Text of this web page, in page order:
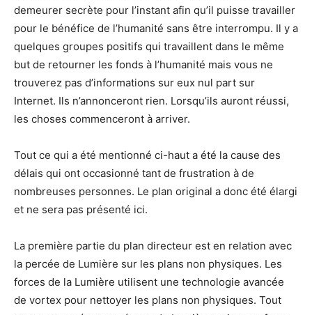
demeurer secrète pour l’instant afin qu’il puisse travailler
pour le bénéfice de l’humanité sans être interrompu. Il y a
quelques groupes positifs qui travaillent dans le même
but de retourner les fonds à l’humanité mais vous ne
trouverez pas d’informations sur eux nul part sur
Internet. Ils n’annonceront rien. Lorsqu’ils auront réussi,
les choses commenceront à arriver.
Tout ce qui a été mentionné ci-haut a été la cause des
délais qui ont occasionné tant de frustration à de
nombreuses personnes. Le plan original a donc été élargi
et ne sera pas présenté ici.
La première partie du plan directeur est en relation avec
la percée de Lumière sur les plans non physiques. Les
forces de la Lumière utilisent une technologie avancée
de vortex pour nettoyer les plans non physiques. Tout